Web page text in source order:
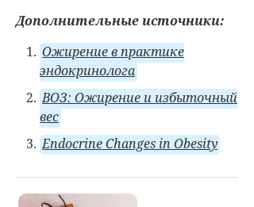
Дополнительные источники:
Ожирение в практике
эндокринолога
ВОЗ: Ожирение и избыточный
вес
Endocrine Changes in Obesity